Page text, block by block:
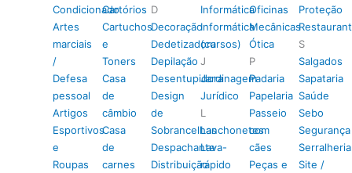
Condicionado
Artes
marciais
/
Defesa
pessoal
Artigos
Esportivos
e
Roupas
Cartórios
Cartuchos
e
Toners
Casa
de
câmbio
Casa
de
carnes
D
Decoração
Dedetizadora
Depilação
Desentupidora
Design
de
Sobrancelhas
Despachante
Distribuição
Informática
Informática
(cursos)
J
Jardinagem
Jurídico
L
Lanchonetes
Lava-
rápido
Oficinas
Mecânicas
Ótica
P
Padaria
Papelaria
Passeio
com
cães
Peças e
Proteção
S
Salgados
Sapataria
Saúde
Sebo
Segurança
Serralheria
Site /